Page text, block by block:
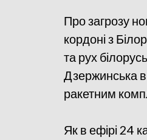
Про загрозу
кордоні з
та рух
Дзержинська в
ракетним
Як в ефірі 24